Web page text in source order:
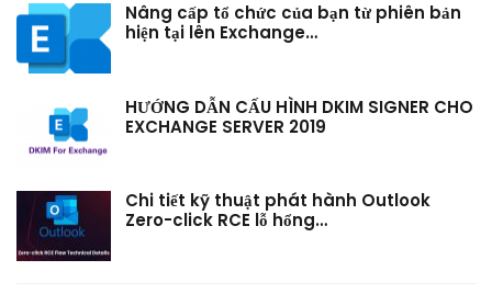
Nâng cấp tổ chức của bạn từ phiên bản
hiện tại lên Exchange…
HƯỚNG DẪN CẤU HÌNH DKIM SIGNER CHO
EXCHANGE SERVER 2019
Chi tiết kỹ thuật phát hành Outlook
Zero-click RCE lỗ hổng…